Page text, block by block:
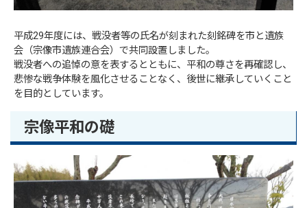
平成29年度には、戦没者等の氏名が刻まれた刻銘碑を市と遺族
会（宗像市遺族連合会）で共同設置しました。
戦没者への追悼の意を表するとともに、平和の尊さを再確認し、
悲惨な戦争体験を風化させることなく、後世に継承していくこと
を目的としています。
宗像平和の礎